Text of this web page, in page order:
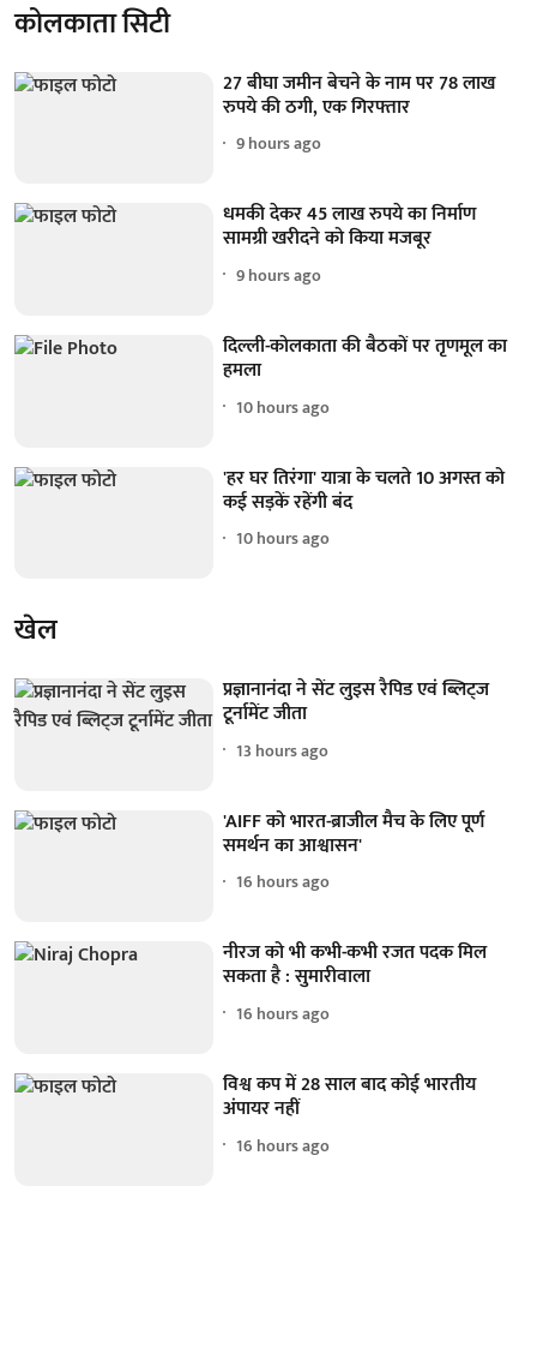
कोलकाता सिटी
27 बीघा जमीन बेचने के नाम पर 78 लाख
रुपये की ठगी, एक गिरफ्तार
9 hours ago
धमकी देकर 45 लाख रुपये का निर्माण
सामग्री खरीदने को किया मजबूर
9 hours ago
दिल्ली-कोलकाता की बैठकों पर तृणमूल का
हमला
10 hours ago
'हर घर तिरंगा' यात्रा के चलते 10 अगस्त को
कई सड़कें रहेंगी बंद
10 hours ago
खेल
प्रज्ञानानंदा ने सेंट लुइस रैपिड एवं ब्लिट्ज
टूर्नामेंट जीता
13 hours ago
'AIFF को भारत-ब्राजील मैच के लिए पूर्ण
समर्थन का आश्वासन'
16 hours ago
नीरज को भी कभी-कभी रजत पदक मिल
सकता है : सुमारीवाला
16 hours ago
विश्व कप में 28 साल बाद कोई भारतीय
अंपायर नहीं
16 hours ago